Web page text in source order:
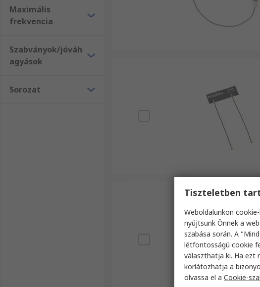
Maximális
frekvencia
Szabványok/jóváh
agyások
Sorozat
Tiszteletben
Weboldalunkon
nyújtsunk Önnek a
szabása során. A
létfontosságú cookie
választhatja ki. Ha ezt
korlátozhatja a
olvassa el a Cookie-